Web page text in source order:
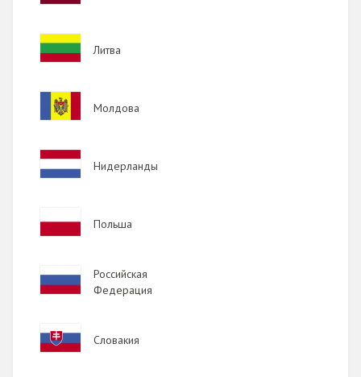
Image
Литва
Image
Молдова
Image
Нидерланды
Польша
Image
Российская
Федерация
Image
Словакия